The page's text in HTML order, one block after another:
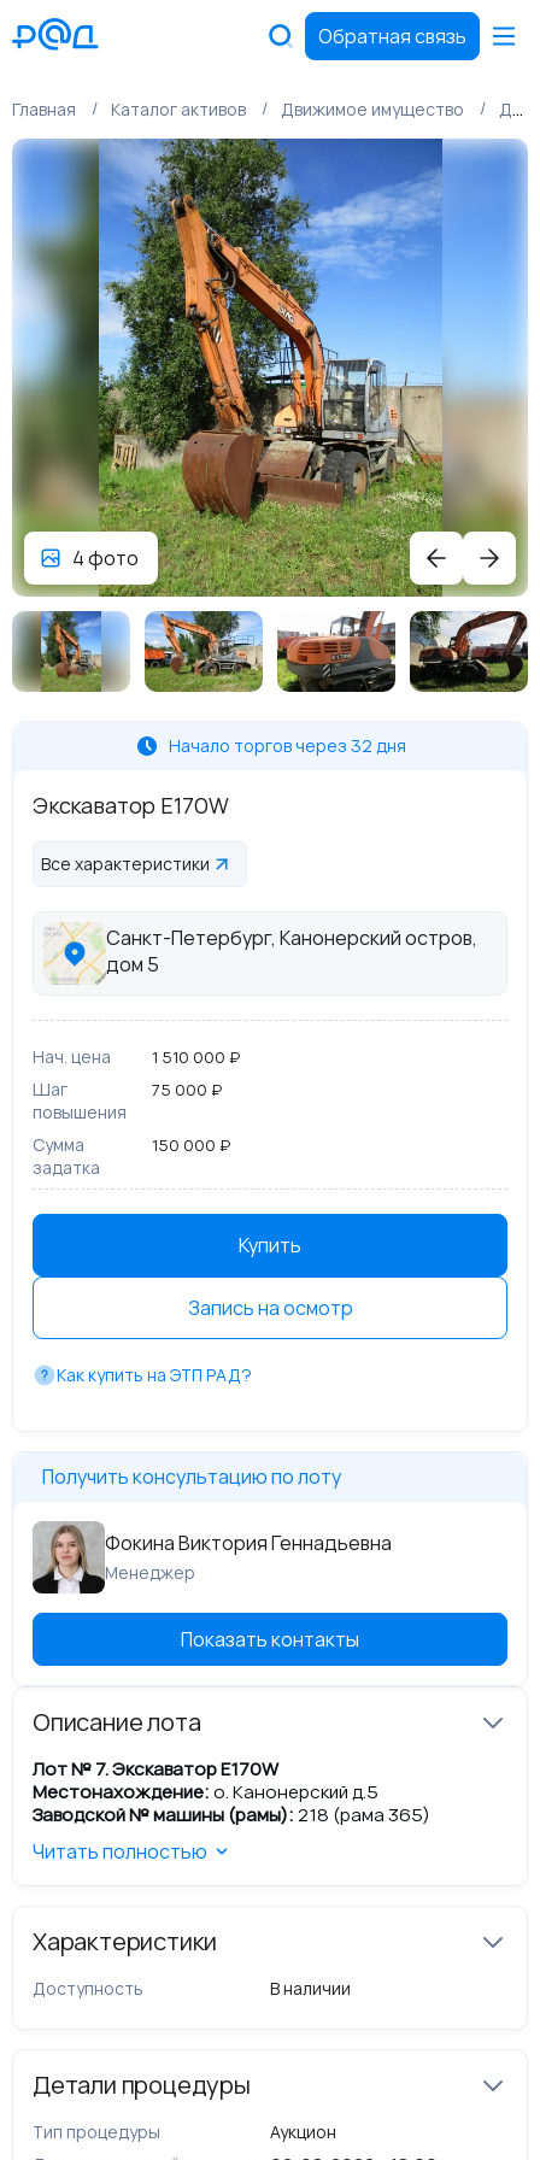
Обратная связь
Главная Каталог активов Движимое имущество Движимое имущество
4 фото
Начало торгов через 32 дня
Экскаватор E170W
Все характеристики
Санкт-Петербург, Канонерский остров,
дом 5
Нач. цена 1 510 000 ₽
Шаг
повышения
75 000 ₽
Сумма
задатка
150 000 ₽
Купить
Запись на осмотр
Как купить на ЭТП РАД?
Получить консультацию по лоту
Фокина Виктория Геннадьевна
Менеджер
Показать контакты
Описание лота
Лот № 7.Экскаватор E170W
Местонахождение:о. Канонерский д.5
Заводской № машины (рамы): 218 (рама 365)
Наименование и марка машины:
Цвет:
Вид движителя: колесный
Мощность двигателя, л.с. (кВт):118 (87)
Паспорт самоходной машины:
Кузов и его элементы
: Наличие ржавчины ЛКП.
Читать полностью
Характеристики
Доступность В наличии
Детали процедуры
Тип процедуры
Аукцион